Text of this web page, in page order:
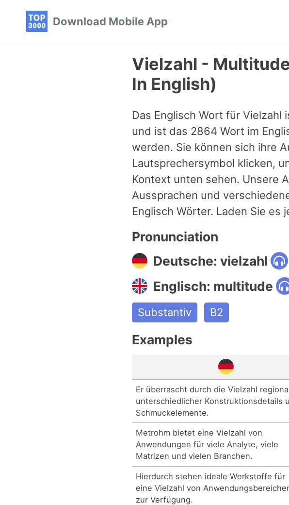
Download Mobile App
Vielzahl -
In English)
Das Englisch Wort für
und ist das 2864 Wort im
werden. Sie können sich ihre
Lautsprechersymbol klicken,
Kontext unten sehen. Unsere
Aussprachen und
Englisch Wörter. Laden Sie
Pronunciation
Deutsche: vielzahl
Englisch: multitude
Substantiv B2
Examples
Er überrascht durch die Vielzahl
unterschiedlicher Konstruktionsdetails
Schmuckelemente.
Metrohm bietet eine Vielzahl von
Anwendungen für viele Analyte, viele
Matrizen und vielen Branchen.
Hierdurch stehen ideale Werkstoffe für
eine Vielzahl von
zur Verfügung.